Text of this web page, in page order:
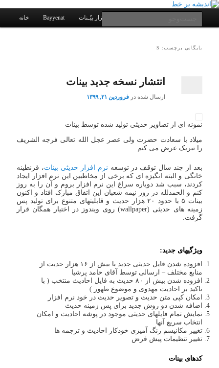
پرش
اصلی
پرش
ثانویه
اندیشه بر خط
یادداشتهای یک معلم در باب زندگی، اخلاق، اخبار، علم و سیاست
فهرست
خانه Bayyenat نرم افزار بیّـنات
بایگانی برچسب: S
انتشار نسخه جدید بینات
ارسال شده درفروردین ۲۱, ۱۳۹۹
نمونه ای از تصاویر حدیثی تولید شده توسط بینات
میلاد با سعادت حضرت ولی عصر عجل الله تعالی فرجه الشریف
را تبریک عرض می کنم.
بعد از چند سال توقف در توسعه نرم افزار حدیثی بینات، قرنطینه
خانگی و البته انگیزه ای که برخی از مخاطبین این نرم افزار ایجاد
کردند، سبب شد دوباره سراغ این نرم افزار بروم و آن را به روز
کنم و الحمدلله در روز نیمه شعبان این اتفاق مبارک افتاد و اکنون
بینات ۵ با حدود ۲۰ هزار حدیث و قابلیتهای متنوع برای تولید پس
زمینه های حدیثی (wallpaper) روی ویندوز در اختیار همگان قرار
گرفت.
ویژگیهای جدید:
افزوده شدن فایل حدیثی جدید با بیش از ۱۶ هزار حدیث از
منابع مختلف – ارسالی توسط آقای حامد پرشیا
افزوده شدن بیش از ۸۰ حدیث به فایل احادیث منتخب ( با
تاکید بر احادیث مهدوی و موضوع ظهور )
امکان کپی متن حدیث و تصویر حدیث در خود نرم افزار
اضافه شدن دو روش جدید برای پس زمینه حدیث
نمایش تمام فایلهای حدیثی موجود در پوشه احادیث و امکان
انتخاب سریع آنها
تغییر مکانیسم رنگ آمیزی خودکار احادیث و ترجمه ها
تغییر تنظیمات پیش فرض
کدهای بینات